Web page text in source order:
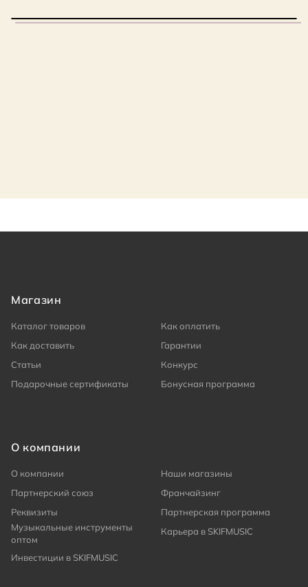
Магазин
Каталог товаров
Как оплатить
Как доставить
Гарантии
Статьи
Конкурс
Подарочные сертификаты
Бонусная программа
О компании
О компании
Наши магазины
Партнерский союз
Франчайзинг
Реквизиты
Партнерская программа
Музыкальные инструменты
оптом
Карьера в SKIFMUSIC
Инвестиции в SKIFMUSIC